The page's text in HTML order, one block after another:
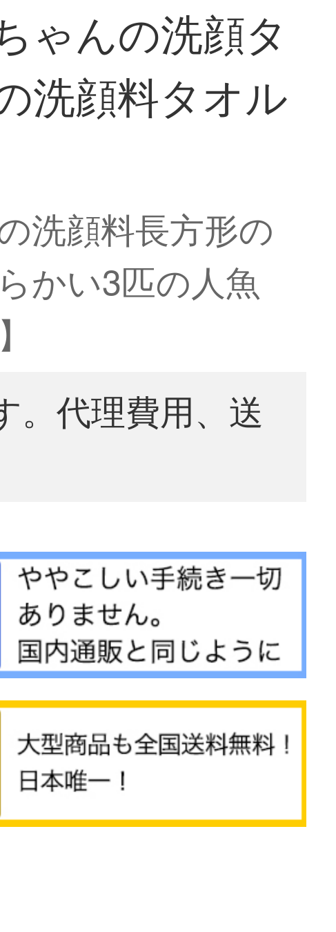
ゃんの洗顔タ
洗顔料タオル
洗顔料長方形の
かい3匹の人魚
。代理費用、送